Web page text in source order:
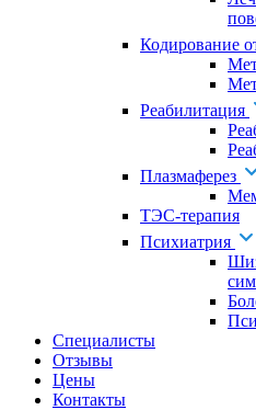
Кодирование
Реабилитация
Плазмаферез
ТЭС-терапия
Психиатрия
Специалисты
Отзывы
Цены
Контакты